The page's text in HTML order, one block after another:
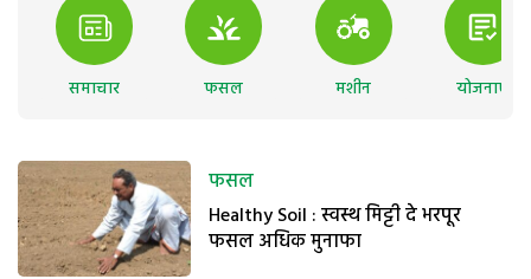
समाचार फसल मशीन योजनाएं
फसल
Healthy Soil : स्वस्थ मिट्टी दे भरपूर
फसल अधिक मुनाफा